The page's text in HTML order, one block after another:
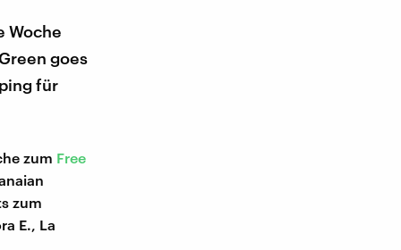
Woche
goes
für
zum Free
zum
E., La